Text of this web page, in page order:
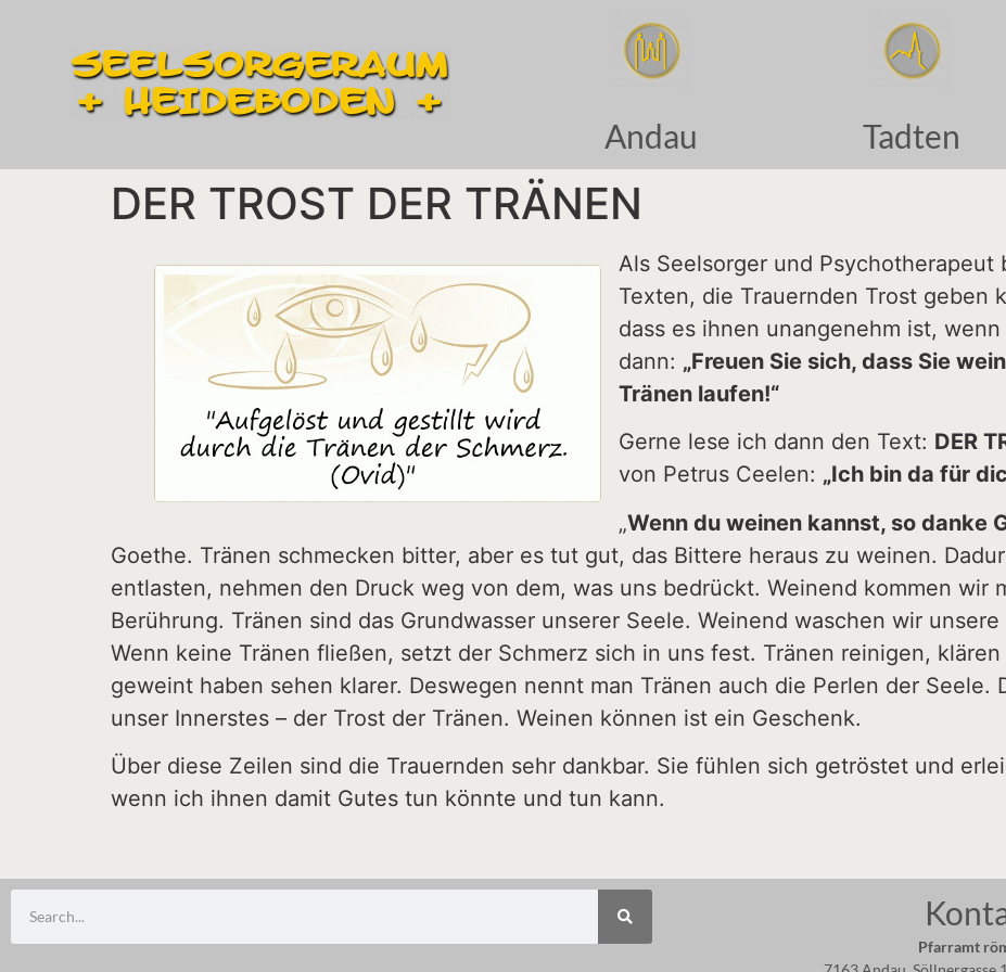
Andau Tadten
DER TROST DER TRÄNEN
Als Seelsorger und
Texten, die Trauernden Trost geben
dass es ihnen unangenehm ist,
dann: „Freuen Sie sich, dass Sie
Tränen laufen!“
Gerne lese ich dann den Text: DER
von Petrus Ceelen: „Ich bin da für
„Wenn du weinen kannst, so danke
Goethe. Tränen schmecken bitter, aber es tut gut, das Bittere heraus zu weinen.
entlasten, nehmen den Druck weg von dem, was uns bedrückt. Weinend kommen wir
Berührung. Tränen sind das Grundwasser unserer Seele. Weinend waschen wir
Wenn keine Tränen fließen, setzt der Schmerz sich in uns fest. Tränen reinigen,
geweint haben sehen klarer. Deswegen nennt man Tränen auch die Perlen der Seele.
unser Innerstes – der Trost der Tränen. Weinen können ist ein Geschenk.
Über diese Zeilen sind die Trauernden sehr dankbar. Sie fühlen sich getröstet und
wenn ich ihnen damit Gutes tun könnte und tun kann.
Pfarramt